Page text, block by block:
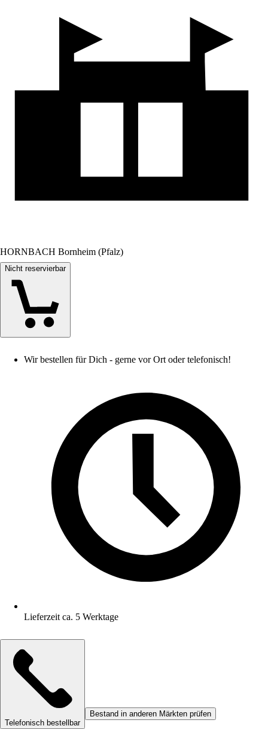
HORNBACH Bornheim (Pfalz)
Nicht reservierbar
Wir bestellen für Dich - gerne vor Ort oder telefonisch!
Lieferzeit ca. 5 Werktage
Telefonisch bestellbar
Bestand in anderen Märkten prüfen